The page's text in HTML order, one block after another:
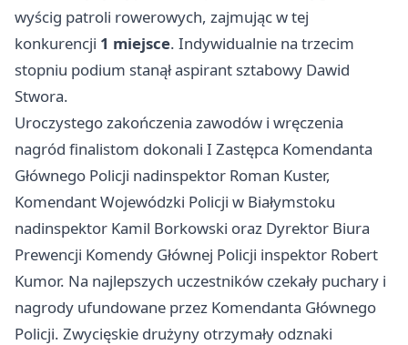
wyścig patroli rowerowych, zajmując w tej
konkurencji 1 miejsce. Indywidualnie na trzecim
stopniu podium stanął aspirant sztabowy Dawid
Stwora.
Uroczystego zakończenia zawodów i wręczenia
nagród finalistom dokonali I Zastępca Komendanta
Głównego Policji nadinspektor Roman Kuster,
Komendant Wojewódzki Policji w Białymstoku
nadinspektor Kamil Borkowski oraz Dyrektor Biura
Prewencji Komendy Głównej Policji inspektor Robert
Kumor. Na najlepszych uczestników czekały puchary i
nagrody ufundowane przez Komendanta Głównego
Policji. Zwycięskie drużyny otrzymały odznaki